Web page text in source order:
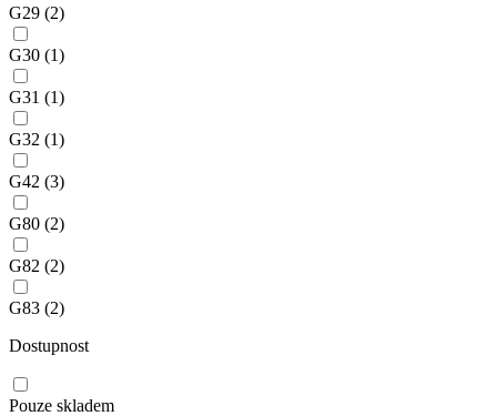
G29 (2)
G30 (1)
G31 (1)
G32 (1)
G42 (3)
G80 (2)
G82 (2)
G83 (2)
Dostupnost
Pouze skladem